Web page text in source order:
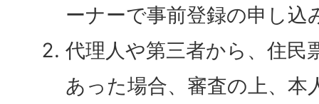
ーナーで事前登録の申し込
代理人や第三者から、住民
あった場合、審査の上、本